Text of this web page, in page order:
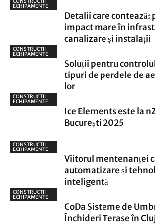
ECHIPAMENTE
Detalii care contează:
impact mare în
canalizare și instalații
CONSTRUCTII
ECHIPAMENTE
Soluții pentru
tipuri de perdele de
lor
CONSTRUCTII
ECHIPAMENTE
Ice Elements este la
București 2025
CONSTRUCTII
ECHIPAMENTE
Viitorul mentenanței
automatizare și
inteligentă
CONSTRUCTII
ECHIPAMENTE
CoDa Sisteme de
Închideri Terase în